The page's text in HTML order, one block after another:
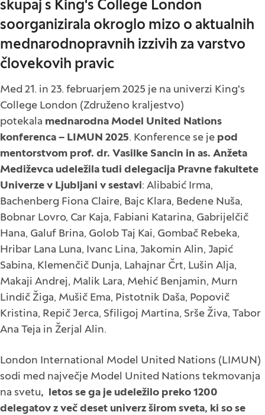
skupaj s King's College London
soorganizirala okroglo mizo o aktualnih
mednarodnopravnih izzivih za varstvo
človekovih pravic
Med 21. in 23. februarjem 2025 je na univerzi King's
College London (Združeno kraljestvo)
potekala mednarodna Model United Nations
konferenca – LIMUN 2025. Konference se je pod
mentorstvom prof. dr. Vasilke Sancin in as. Anžeta
Mediževca udeležila tudi delegacija Pravne fakultete
Univerze v Ljubljani v sestavi: Alibabić Irma,
Bachenberg Fiona Claire, Bajc Klara, Bedene Nuša,
Bobnar Lovro, Car Kaja, Fabiani Katarina, Gabrijelčič
Hana, Galuf Brina, Golob Taj Kai, Gombač Rebeka,
Hribar Lana Luna, Ivanc Lina, Jakomin Alin, Japić
Sabina, Klemenčič Dunja, Lahajnar Črt, Lušin Alja,
Makaji Andrej, Malik Lara, Mehić Benjamin, Murn
Lindič Žiga, Mušič Ema, Pistotnik Daša, Popovič
Kristina, Repič Jerca, Sfiligoj Martina, Srše Živa, Tabor
Ana Teja in Žerjal Alin.
London International Model United Nations (LIMUN)
sodi med največje Model United Nations tekmovanja
na svetu, letos se ga je udeležilo preko 1200
delegatov z več deset univerz širom sveta, ki so se